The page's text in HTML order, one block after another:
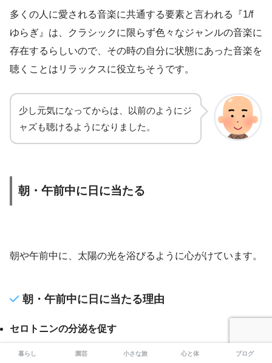
多くの人に愛される音楽に共通する要素と言われる『1/f
ゆらぎ』は、クラシックに限らず色々なジャンルの音楽に
存在するらしいので、その時の自分に状態にあった音楽を
聴くことはリラックスに役立ちそうです。
少し元気になってからは、以前のようにジ
ャズも聴けるようになりました。
朝・午前中に日に当たる
朝や午前中に、太陽の光を浴びるように心がけています。
朝・午前中に日に当たる理由
セロトニンの分泌を促す
体内時計を整える
暮らし 園芸 小さな旅 心と体 ブログ